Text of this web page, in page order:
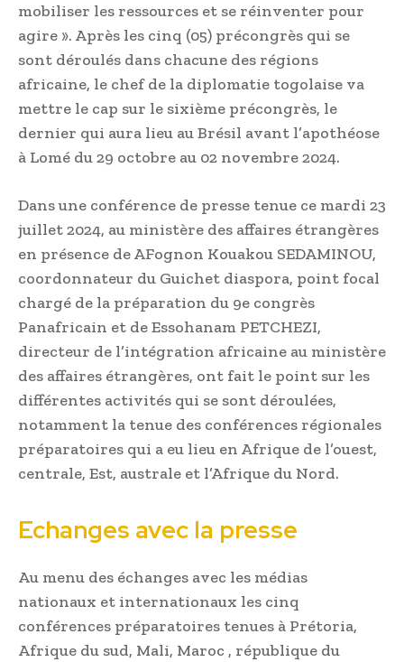
mobiliser les ressources et se réinventer pour
agire ». Après les cinq (05) précongrès qui se
sont déroulés dans chacune des régions
africaine, le chef de la diplomatie togolaise va
mettre le cap sur le sixième précongrès, le
dernier qui aura lieu au Brésil avant l’apothéose
à Lomé du 29 octobre au 02 novembre 2024.
Dans une conférence de presse tenue ce mardi 23
juillet 2024, au ministère des affaires étrangères
en présence de AFognon Kouakou SEDAMINOU,
coordonnateur du Guichet diaspora, point focal
chargé de la préparation du 9e congrès
Panafricain et de Essohanam PETCHEZI,
directeur de l’intégration africaine au ministère
des affaires étrangères, ont fait le point sur les
différentes activités qui se sont déroulées,
notamment la tenue des conférences régionales
préparatoires qui a eu lieu en Afrique de l’ouest,
centrale, Est, australe et l’Afrique du Nord.
Echanges avec la presse
Au menu des échanges avec les médias
nationaux et internationaux les cinq
conférences préparatoires tenues à Prétoria,
Afrique du sud, Mali, Maroc , république du